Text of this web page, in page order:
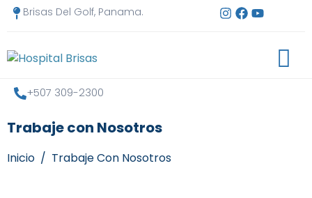
Brisas Del Golf, Panama.
+507 309-2300
Trabaje con Nosotros
Inicio Trabaje Con Nosotros